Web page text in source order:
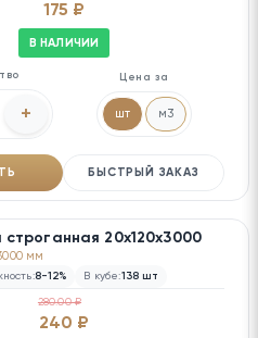
175 ₽
В НАЛИЧИИ
+
Цена за
шт м3
БЫСТРЫЙ ЗАКАЗ
строганная 20х120х3000
мм
8-12% В кубе:138 шт
280.00 ₽
240 ₽